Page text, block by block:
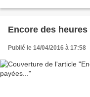
Encore des
Publié le 14/04/2016 à 17:58